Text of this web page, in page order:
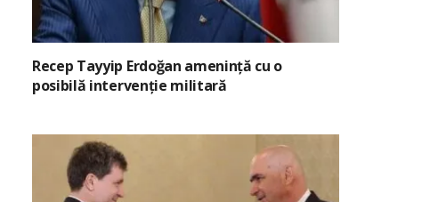
Recep Tayyip Erdoğan amenință cu o
posibilă intervenție militară